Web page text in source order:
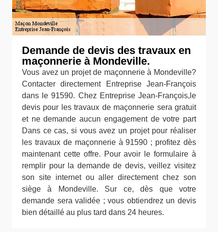
Demande de devis des travaux en
maçonnerie à Mondeville.
Vous avez un projet de maçonnerie à Mondeville?
Contacter directement Entreprise Jean-François
dans le 91590. Chez Entreprise Jean-François,le
devis pour les travaux de maçonnerie sera gratuit
et ne demande aucun engagement de votre part
Dans ce cas, si vous avez un projet pour réaliser
les travaux de maçonnerie à 91590 ; profitez dès
maintenant cette offre. Pour avoir le formulaire à
remplir pour la demande de devis, veillez visitez
son site internet ou aller directement chez son
siège à Mondeville. Sur ce, dès que votre
demande sera validée ; vous obtiendrez un devis
bien détaillé au plus tard dans 24 heures.